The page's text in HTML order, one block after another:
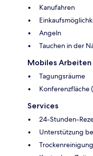
Kanufahren
Angeln
Tauchen in der
Mobiles Arbeiten
Tagungsräume
Konferenzfläche
Services
24-Stunden-
Unterstützung